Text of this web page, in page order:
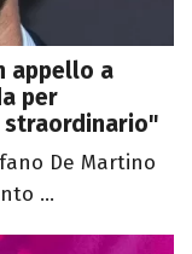
appello a
per
straordinario"
De Martino
...